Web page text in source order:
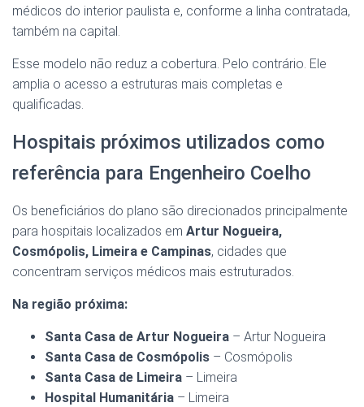
médicos do interior paulista e, conforme a linha contratada,
também na capital.
Esse modelo não reduz a cobertura. Pelo contrário. Ele
amplia o acesso a estruturas mais completas e
qualificadas.
Hospitais próximos utilizados como
referência para Engenheiro Coelho
Os beneficiários do plano são direcionados principalmente
para hospitais localizados em Artur Nogueira,
Cosmópolis, Limeira e Campinas, cidades que
concentram serviços médicos mais estruturados.
Na região próxima:
Santa Casa de Artur Nogueira – Artur Nogueira
Santa Casa de Cosmópolis – Cosmópolis
Santa Casa de Limeira – Limeira
Hospital Humanitária – Limeira